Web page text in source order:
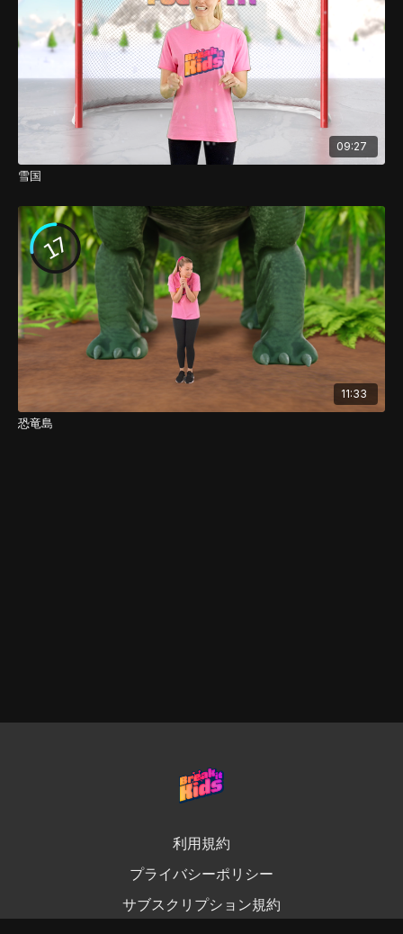
09:27
雪国
11:33
恐竜島
利用規約
プライバシーポリシー
サブスクリプション規約